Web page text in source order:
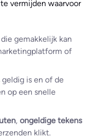
vermijden waarvoor
die gemakkelijk kan
of
is en of de
op een snelle
, ongeldige tekens
klikt.